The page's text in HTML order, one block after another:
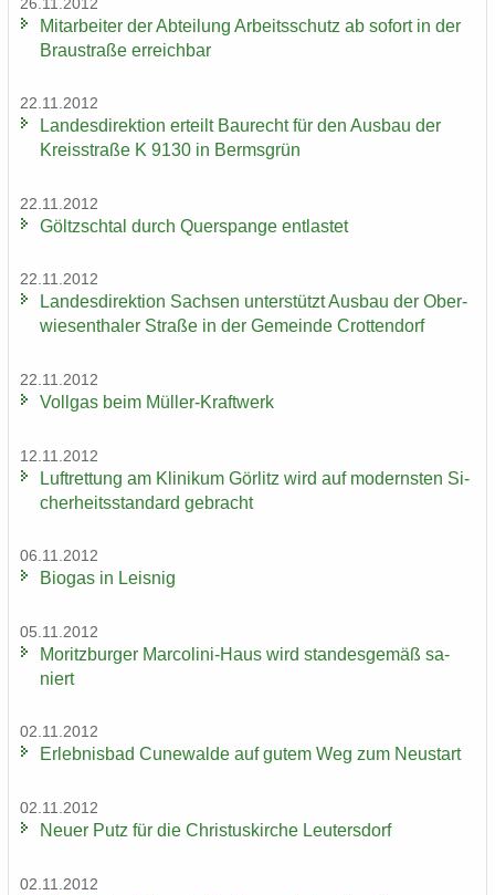
26.11.2012
Mit­ar­bei­ter der Ab­tei­lung Ar­beits­schutz ab so­fort in der
Brau­stra­ße er­reich­bar
22.11.2012
Lan­des­di­rek­ti­on er­teilt Bau­recht für den Aus­bau der
Kreis­stra­ße K 9130 in Berms­grün
22.11.2012
Göltzsch­tal durch Quer­span­ge ent­las­tet
22.11.2012
Lan­des­di­rek­ti­on Sach­sen un­ter­stützt Aus­bau der Ober­
wie­sen­tha­ler Stra­ße in der Ge­mein­de Crot­ten­dorf
22.11.2012
Voll­gas beim Müller-​Kraftwerk
12.11.2012
Luft­ret­tung am Kli­ni­kum Gör­litz wird auf mo­derns­ten Si­
cher­heits­stan­dard ge­bracht
06.11.2012
Bio­gas in Leis­nig
05.11.2012
Mo­ritz­bur­ger Marcolini-​Haus wird stan­des­ge­mäß sa­
niert
02.11.2012
Er­leb­nis­bad Cu­n­e­wal­de auf gutem Weg zum Neu­start
02.11.2012
Neuer Putz für die Chris­tus­kir­che Leu­ters­dorf
02.11.2012